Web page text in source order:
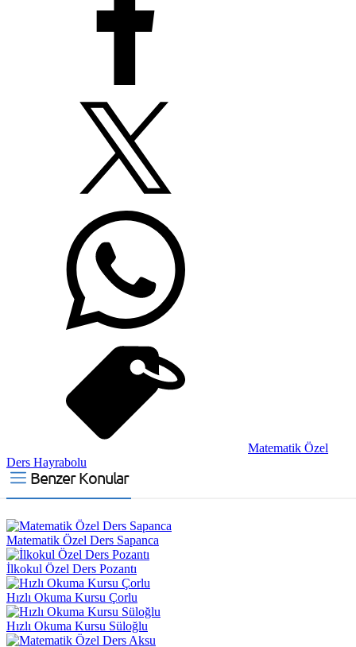
Matematik Özel
Ders Hayrabolu
Benzer Konular
Matematik Özel Ders Sapanca
İlkokul Özel Ders Pozantı
Hızlı Okuma Kursu Çorlu
Hızlı Okuma Kursu Süloğlu